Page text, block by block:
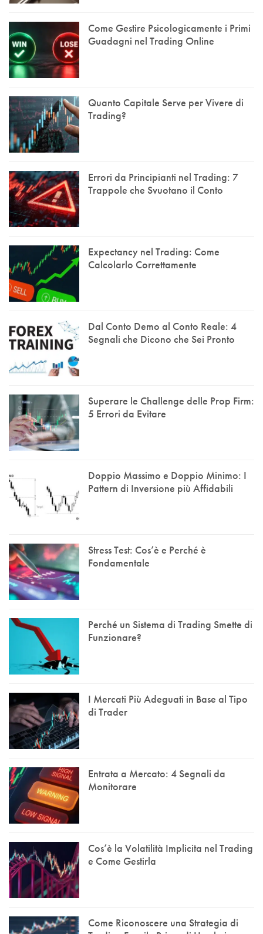
Come Gestire Psicologicamente i Primi
Guadagni nel Trading Online
Quanto Capitale Serve per Vivere di
Trading?
Errori da Principianti nel Trading: 7
Trappole che Svuotano il Conto
Expectancy nel Trading: Come
Calcolarlo Correttamente
Dal Conto Demo al Conto Reale: 4
Segnali che Dicono che Sei Pronto
Superare le Challenge delle Prop Firm:
5 Errori da Evitare
Doppio Massimo e Doppio Minimo: I
Pattern di Inversione più Affidabili
Stress Test: Cos’è e Perché è
Fondamentale
Perché un Sistema di Trading Smette di
Funzionare?
I Mercati Più Adeguati in Base al Tipo
di Trader
Entrata a Mercato: 4 Segnali da
Monitorare
Cos’è la Volatilità Implicita nel Trading
e Come Gestirla
Come Riconoscere una Strategia di